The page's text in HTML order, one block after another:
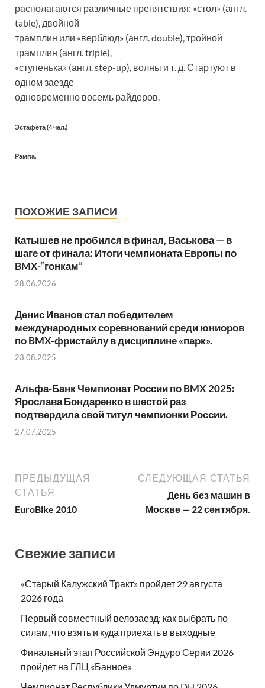
располагаются различные препятствия: «стол» (англ.
table), двойной
трамплин или «верблюд» (англ. double), тройной
трамплин (англ. triple),
«ступенька» (англ. step-up), волны и т. д. Стартуют в
одном заезде
одновременно восемь райдеров.
Эстафета (4 чел.)
Рампа.
ПОХОЖИЕ ЗАПИСИ
Катышев не пробился в финал, Васькова — в
шаге от финала: Итоги чемпионата Европы по
BMX-“гонкам”
28.06.2026
Денис Иванов стал победителем
международных соревнований среди юниоров
по BMX-фристайлу в дисциплине «парк».
23.08.2025
Альфа-Банк Чемпионат России по BMX 2025:
Ярослава Бондаренко в шестой раз
подтвердила свой титул чемпионки России.
27.07.2025
ПРЕДЫДУЩАЯ
СТАТЬЯ
EuroBike 2010
СЛЕДУЮЩАЯ СТАТЬЯ
День без машин в
Москве — 22 сентября.
Свежие записи
«Старый Калужский Тракт» пройдет 29 августа
2026 года
Первый совместный велозаезд: как выбрать по
силам, что взять и куда приехать в выходные
Финальный этап Российской Эндуро Серии 2026
пройдет на ГЛЦ «Банное»